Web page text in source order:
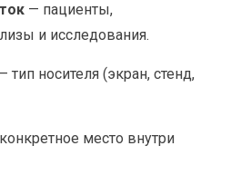
— пациенты,
и исследования.
тип носителя (экран, стенд,
место внутри